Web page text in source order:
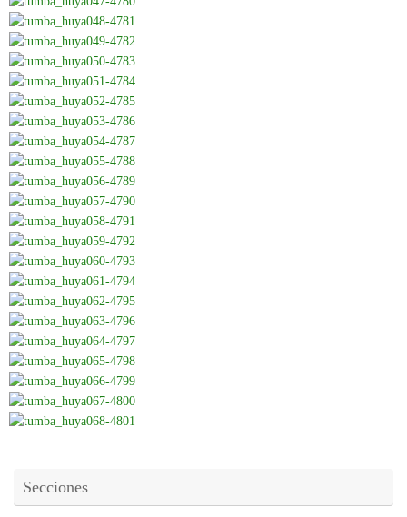
Secciones